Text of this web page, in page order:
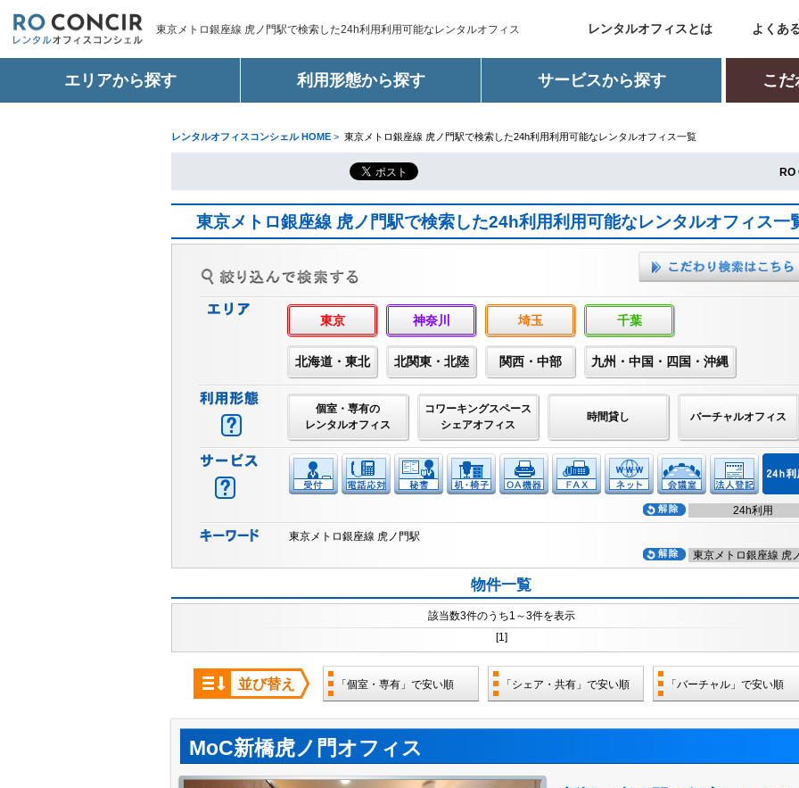
東京メトロ銀座線 虎ノ門駅で検索した24h利用利用可能なレンタルオフィス レンタルオフィスとは よくあ
エリアから探す 利用形態から探す サービスから探す こ
レンタルオフィスコンシェル HOME > 東京メトロ銀座線 虎ノ門駅で検索した24h利用利用可能なレンタルオフィス一覧
東京メトロ銀座線 虎ノ門駅で検索した24h利用利用可能なレンタルオフィス一
東京 神奈川 埼玉 千葉
北海道・東北 北関東・北陸 関西・中部 九州・中国・四国・沖縄
個室・専有の
レンタルオフィス
コワーキングスペース
シェアオフィス
時間貸し バーチャルオフィス
24h利用
東京メトロ銀座線 虎ノ門駅
東京メトロ銀座線 虎
駅
物件一覧
該当数3件のうち1～3件を表示
[1]
並び替え 「個室・専有」で安い順 「シェア・共有」で安い順 「バーチャル」で安い順
MoC新橋虎ノ門オフィス